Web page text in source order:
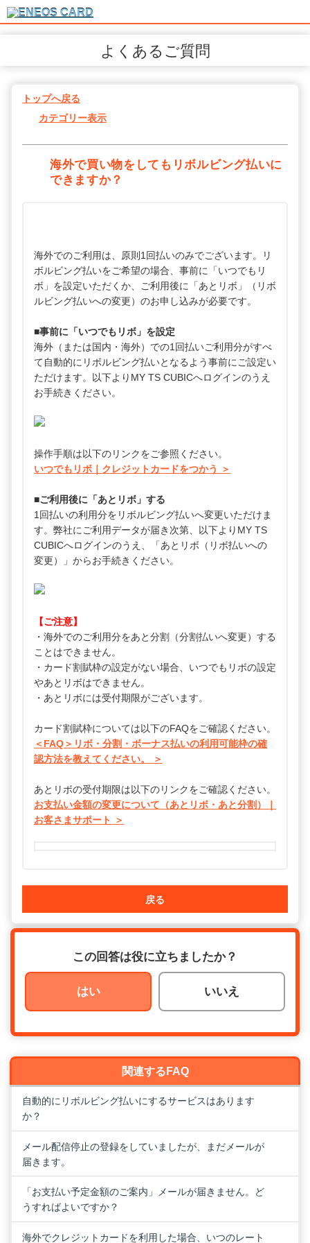
よくあるご質問
トップへ戻る
カテゴリー表示
海外で買い物をしてもリボルビング払いに
できますか？
海外でのご利用は、原則1回払いのみでございます。リ
ボルビング払いをご希望の場合、事前に「いつでもリ
ボ」を設定いただくか、ご利用後に「あとリボ」（リボ
ルビング払いへの変更）のお申し込みが必要です。
■事前に「いつでもリボ」を設定
海外（または国内・海外）での1回払いご利用分がすべ
て自動的にリボルビング払いとなるよう事前にご設定い
ただけます。以下よりMY TS CUBICへログインのうえ
お手続きください。
操作手順は以下のリンクをご参照ください。
いつでもリボ｜クレジットカードをつかう ＞
■ご利用後に「あとリボ」する
1回払いの利用分をリボルビング払いへ変更いただけま
す。弊社にご利用データが届き次第、以下よりMY TS
CUBICへログインのうえ、「あとリボ（リボ払いへの
変更）」からお手続きください。
【ご注意】
・海外でのご利用分をあと分割（分割払いへ変更）する
ことはできません。
・カード割賦枠の設定がない場合、いつでもリボの設定
やあとリボはできません。
・あとリボには受付期限がございます。
カード割賦枠については以下のFAQをご確認ください。
＜FAQ＞リボ・分割・ボーナス払いの利用可能枠の確
認方法を教えてください。 ＞
あとリボの受付期限は以下のリンクをご確認ください。
お支払い金額の変更について（あとリボ・あと分割）｜
お客さまサポート ＞
戻る
この回答は役に立ちましたか？
はい いいえ
関連するFAQ
自動的にリボルビング払いにするサービスはあります
か？
メール配信停止の登録をしていましたが、まだメールが
届きます。
「お支払い予定金額のご案内」メールが届きません。ど
うすればよいですか？
海外でクレジットカードを利用した場合、いつのレート